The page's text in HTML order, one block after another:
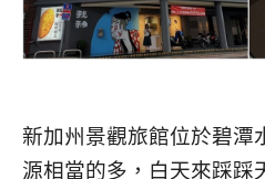
新加州景觀旅館位於碧潭
源相當的多，白天來踩踩